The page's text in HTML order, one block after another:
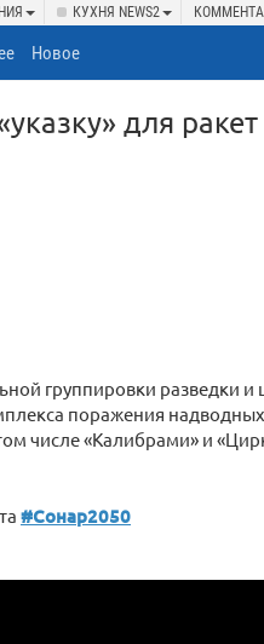
КУХНЯ NEWS2
Новое
для
группировки разведки и
поражения
числе «Калибрами» и
#Сонар2050